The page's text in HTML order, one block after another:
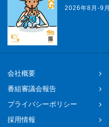
2026年8月-9
会社概要
番組審議会報告
プライバシーポリシー
採用情報